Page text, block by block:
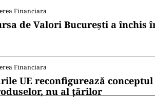
Financiara
de Valori București a închis
Financiara
UE reconfigurează
nu al țărilor